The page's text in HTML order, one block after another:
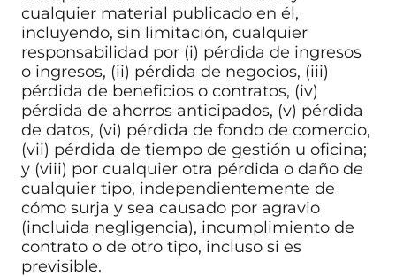
cualquier material publicado en él,
incluyendo, sin limitación, cualquier
responsabilidad por (i) pérdida de ingresos
o ingresos, (ii) pérdida de negocios, (iii)
pérdida de beneficios o contratos, (iv)
pérdida de ahorros anticipados, (v) pérdida
de datos, (vi) pérdida de fondo de comercio,
(vii) pérdida de tiempo de gestión u oficina;
y (viii) por cualquier otra pérdida o daño de
cualquier tipo, independientemente de
cómo surja y sea causado por agravio
(incluida negligencia), incumplimiento de
contrato o de otro tipo, incluso si es
previsible.